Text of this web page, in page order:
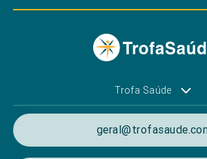
Trofa Saúde